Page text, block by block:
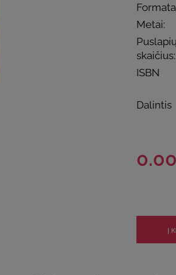
Metai:
Puslapių
skaičius:
ISBN
Dalintis